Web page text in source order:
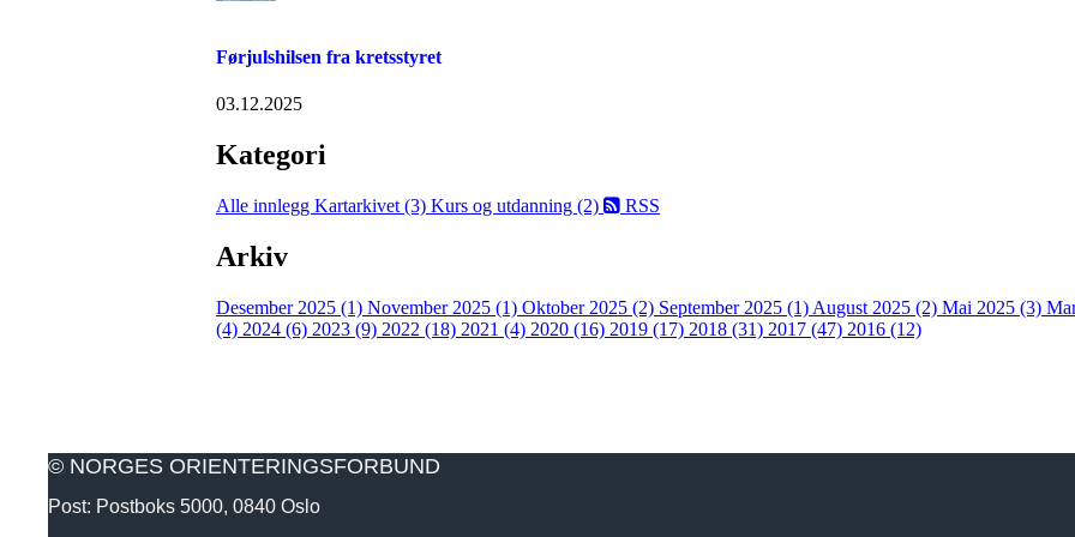
Førjulshilsen fra kretsstyret
03.12.2025
Kategori
Alle innlegg Kartarkivet (3) Kurs og utdanning (2) RSS
Arkiv
Desember 2025 (1) November 2025 (1) Oktober 2025 (2) September 2025 (1) August 2025 (2) Mai 2025 (3)
(4) 2024 (6) 2023 (9) 2022 (18) 2021 (4) 2020 (16) 2019 (17) 2018 (31) 2017 (47) 2016 (12)
© NORGES ORIENTERINGSFORBUND
Post: Postboks 5000, 0840 Oslo